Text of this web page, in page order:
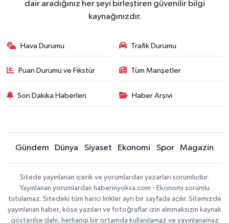
dair aradığınız her şeyi birleştiren güvenilir bilgi
kaynağınızdır.
Hava Durumu Trafik Durumu
Puan Durumu ve Fikstür Tüm Manşetler
Son Dakika Haberleri Haber Arşivi
Gündem Dünya Siyaset Ekonomi Spor Magazin
Sitede yayınlanan içerik ve yorumlardan yazarları sorumludur.
Yayınlanan yorumlardan haberinyoksa.com - Ekonomi sorumlu
tutulamaz. Sitedeki tüm harici linkler ayrı bir sayfada açılır. Sitemizde
yayınlanan haber, köşe yazıları ve fotoğraflar izin alınmaksızın kaynak
gösterilse dahi, herhangi bir ortamda kullanılamaz ve yayınlanamaz